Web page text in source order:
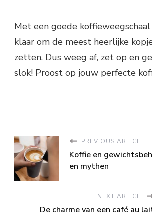
Met een goede
klaar om de meest heerlijke
zetten. Dus weeg af, zet op en
slok! Proost op jouw perfecte
PREVIOUS ARTICLE
Koffie en
en mythen
NEXT ARTICLE
De charme van een café au